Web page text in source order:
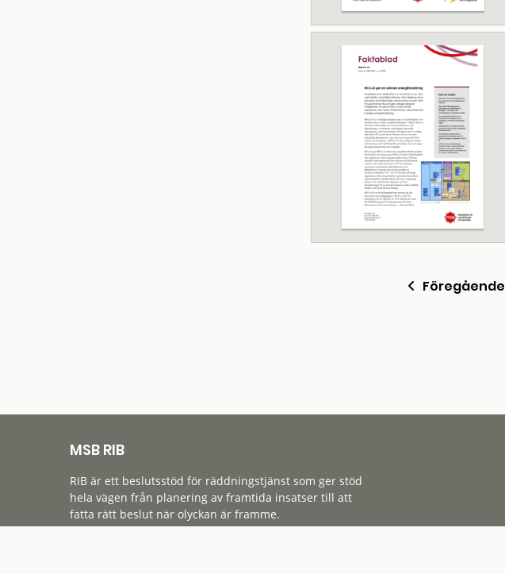
Föregående
MSB RIB
RIB är ett beslutsstöd för räddningstjänst som ger stöd
hela vägen från planering av framtida insatser till att
fatta rätt beslut när olyckan är framme.